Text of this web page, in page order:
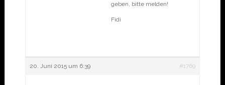
geben, bitte melden!
Fidi
20. Juni 2015 um 6:39 #1769